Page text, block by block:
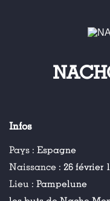
Infos
Pays : Espagne
Naissance : 26 février
Lieu : Pampelune